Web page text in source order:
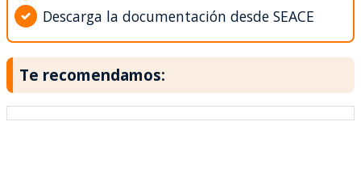
Descarga la documentación desde SEACE
Te recomendamos: